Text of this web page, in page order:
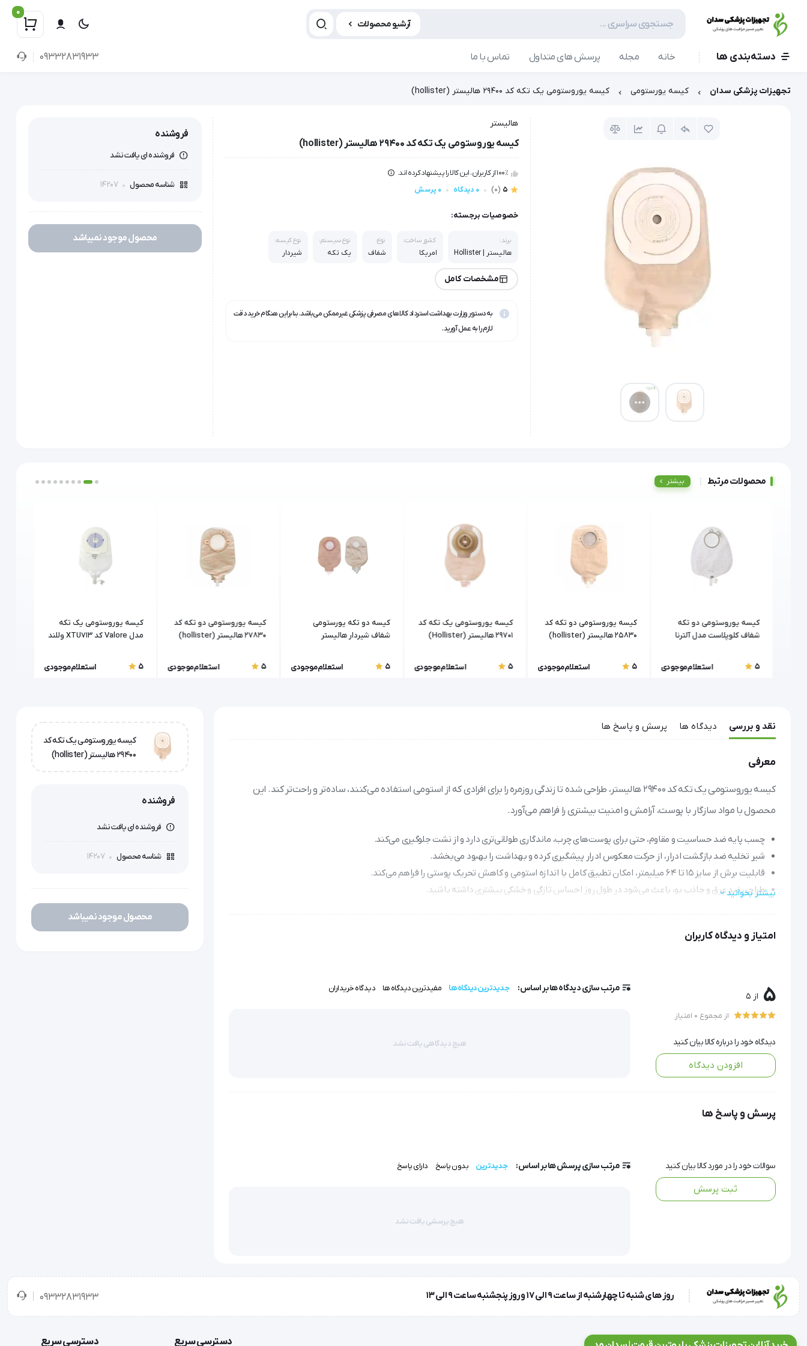
آرشیو محصولات
0
دسته‌بندی ها خانه مجله پرسش های متداول تماس با ما 09332831933
تجهیزات پزشکی سدان کیسه یورستومی کیسه یوروستومی یک تکه کد 29400 هالیستر (hollister)
هالیستر
کیسه یوروستومی یک تکه کد 29400 هالیستر (hollister)
100٪ از کاربران، این کالا را پیشنهاد کرده اند.
5
(0) 0 دیدگاه 0 پرسش
خصوصیات برجسته:
برند:
هالیستر | Hollister
کشور ساخت:
امریکا
نوع:
شفاف
نوع سیستم:
یک تکه
نوع کیسه:
شیردار
مشخصات کامل
به دستور وزارت بهداشت استرداد کالاهای مصرفی پزشکی غیرممکن می‌باشد. بنابراین هنگام خرید دقت
لازم را به عمل آورید.
فروشنده
فروشنده ای یافت نشد
شناسه محصول 14207
محصول موجود نمیباشد
محصولات مرتبط بیشتر
کیسه یوروستومی دو تکه
شفاف کلوپلاست مدل آلترنا
میلی‌متر
5 استعلام موجودی
کیسه یوروستومی دو تکه کد
25830 هالیستر (hollister)
5 استعلام موجودی
کیسه یوروستومی یک تکه کد
29701 هالیستر (Hollister)
5 استعلام موجودی
کیسه دو تکه یورستومی
شفاف شیردار هالیستر
5 استعلام موجودی
کیسه یوروستومی دو تکه کد
27830 هالیستر (hollister)
5 استعلام موجودی
کیسه یوروستومی یک تکه
مدل Valore کد XTU713 وللند
5
استعلام موجودی
نقد و بررسی دیدگاه ها پرسش و پاسخ ها
معرفی
کیسه یوروستومی یک تکه کد 29400 هالیستر، طراحی شده تا زندگی روزمره را برای افرادی که از استومی استفاده می‌کنند، ساده‌تر و راحت‌تر کند. این
محصول با مواد سازگار با پوست، آرامش و امنیت بیشتری را فراهم می‌آورد.
چسب پایه ضد حساسیت و مقاوم، حتی برای پوست‌های چرب، ماندگاری طولانی‌تری دارد و از نشت جلوگیری می‌کند.
شیر تخلیه ضد بازگشت ادرار، از حرکت معکوس ادرار پیشگیری کرده و بهداشت را بهبود می‌بخشد.
قابلیت برش از سایز 15 تا 64 میلیمتر، امکان تطبیق کامل با اندازه استومی و کاهش تحریک پوستی را فراهم می‌کند.
طراحی ضد عرق و جاذب بو، باعث می‌شود در طول روز احساس تازگی و خشکی بیشتری داشته باشید.
کیسه یوروستومی یک تکه هالیستر کد 29400 تشکیل شده از مواد و اجزا دوستدار پوست جهت آرامش و راحتی بیشتر
قابل برش از سایز 15 تا 64 میلیمتر
دارای شیر تخلیه ضد بازگشت ادرار Anti Reflux Valve جهت پیشگیری از حرکت معکوس ادرار
بیشتر بخوانید
امتیاز و دیدگاه کاربران
5 از 5
از مجموع 0 امتیاز
دیدگاه خود را درباره کالا بیان کنید
افزودن دیدگاه
مرتب سازی دیدگاه ها بر اساس: جدیدترین دیدگاه ها مفیدترین دیدگاه ها دیدگاه خریداران
هیچ دیدگاهی یافت نشد
پرسش و پاسخ ها
سوالات خود را در مورد کالا بیان کنید
ثبت پرسش
مرتب سازی پرسش ها بر اساس: جدیدترین بدون پاسخ دارای پاسخ
هیچ پرسشی یافت نشد
کیسه یوروستومی یک تکه کد
29400 هالیستر (hollister)
فروشنده
فروشنده ای یافت نشد
شناسه محصول 14207
محصول موجود نمیباشد
روز های شنبه تا چهارشنبه از ساعت 9 الی 17 و روز پنجشنبه ساعت 9 الی 13 09332831933
دسترسی سریع دسترسی سریع